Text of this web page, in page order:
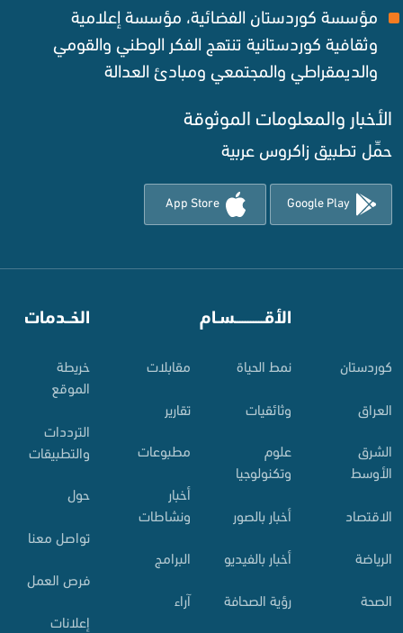
مؤسسة كوردستان الفضائية، مؤسسة إعلامية
وثقافية كوردستانية تنتهج الفكر الوطني والقومي
والديمقراطي والمجتمعي ومبادئ العدالة ‌
الأخبار والمعلومات الموثوقة‌
حمِّل تطبيق زاكروس عربية
Google Play
App Store
کوردستان
العراق
الشرق
الأوسط
الاقتصاد
الرياضة
الصحة
الأقـــــــــــسـام
نمط الحياة
وثائقيات
علوم
وتكنولوجيا
أخبار بالصور
أخبار بالفيديو
رؤية الصحافة
مقابلات
تقارير
مطبوعات
أخبار
ونشاطات
البرامج
آراء
الخــدمات
خريطة
الموقع
الترددات
والتطبيقات
حول
تواصل معنا
فرص العمل
إعلانات